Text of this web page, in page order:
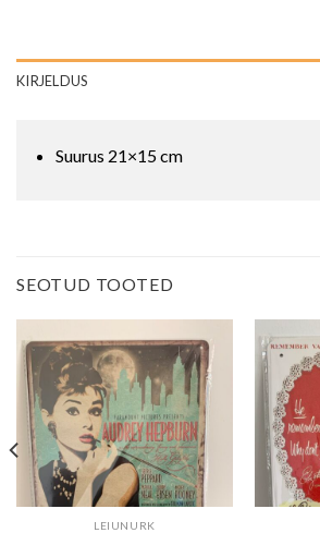
KIRJELDUS
Suurus 21×15 cm
SEOTUD TOOTED
LEIUNURK